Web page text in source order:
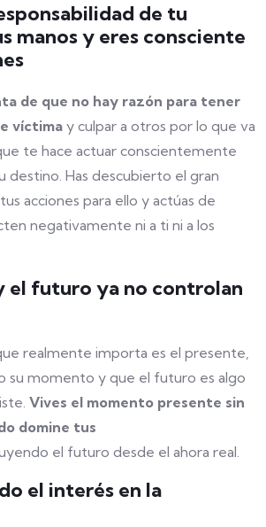
de tu
manos y eres consciente
de que no hay razón para tener
víctimay culpar a otros por lo que va
te hace actuar conscientemente
destino. Has descubierto el gran
acciones para ello y actúas de
negativamente ni a ti ni a los
el futuro ya no controlan
realmente importa es el presente,
su momento y que el futuro es algo
Vives el momento presente sin
domine tus
el futuro desde el ahora real.
el interés en la